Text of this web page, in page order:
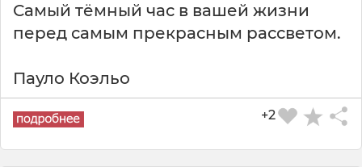
Самый тёмный час в вашей жизни
перед самым прекрасным рассветом.
Пауло Коэльо
+2